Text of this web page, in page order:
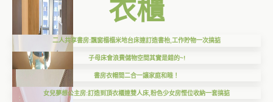
衣櫃
二人共享書房:飄窗榻榻米地台床連訂造書枱,工作貯物一次搞掂
子母床會浪費儲物空間其實是錯的~!
書房衣帽間二合一讓家庭和睦！
女兒夢想公主房:訂造到頂衣櫃連雙人床,粉色少女房慳位收納一套搞掂